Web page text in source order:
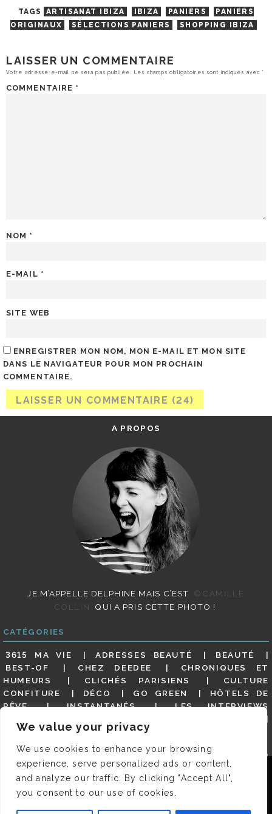
We value your privacy
We use cookies to enhance your browsing
experience, serve personalized ads or content,
and analyze our traffic. By clicking "Accept All",
you consent to our use of cookies.
TAGS ARTISANAT IBIZA IBIZA PANIERS
PANIERS
ORIGINAUX
SÉLECTIONS PANIERS SHOPPING IBIZA
LAISSER UN COMMENTAIRE
Votre adresse e-mail ne sera pas publiée. Les champs obligatoires sont indiqués avec*
COMMENTAIRE *
NOM *
E-MAIL *
SITE WEB
ENREGISTRER MON NOM, MON E-MAIL ET MON SITE
DANS LE NAVIGATEUR POUR MON PROCHAIN
COMMENTAIRE.
A PROPOS
JE M’APPELLE DELPHINE MAIS C’EST
©CAMILLE
COLLIN
QUI A PRIS CETTE PHOTO !
CATÉGORIES
3615 MA VIE ADRESSES BEAUTÉ
BEAUTÉ
BEST-OF
CHEZ DEEDEE
CHRONIQUES ET
HUMEURS
CLICHÉS PARISIENS
CULTURE
CONFITURE
DÉCO GO GREEN
HÔTELS DE
RÊVE
INSTANTANÉS
LES INTERVIEWS
MES ADRESSES
MODE
(BUT GOODIES)
PAR ICI LE MAGOT !
PARIS EN PHOTOS
RESTAURANTS
REVUE DE PRESSE DÉTAILLÉE, SIOU PLAIT
SALONS
DE THÉ
SHOPPING VIDÉOS
VITE ! UN RESTO
VOYAGES VOYAGES
Nous utilisons des cookies pour vous garantir la meilleure
expérience sur notre site. Si vous continuez à utiliser ce
dernier, nous considérerons que vous acceptez l'utilisation des
cookies.